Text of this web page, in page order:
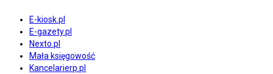
E-kiosk.pl
E-gazety.pl
Nexto.pl
Mała księgowość
Kancelarierp.pl